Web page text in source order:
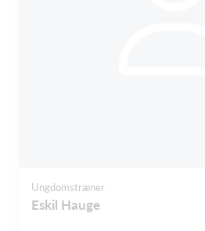
Ungdomstræner
Eskil Hauge